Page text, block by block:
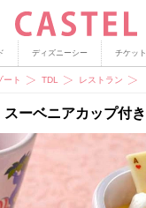
ディズニーシー チケット
ート TDL レストラン
ーベニアカップ付き